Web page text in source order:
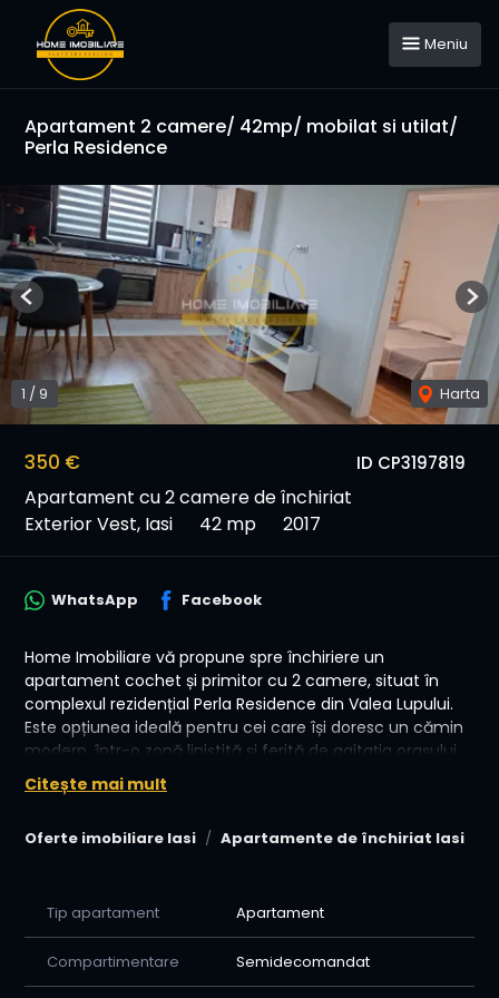
Meniu
Apartament 2 camere/ 42mp/ mobilat si utilat/
Perla Residence
ID CP3197819
350 €
Apartament cu 2 camere de închiriat
Exterior Vest, Iasi
42 mp 2017
1 / 9 Harta
Previous
Oferte imobiliare Iasi Apartamente de închiriat Iasi
WhatsApp Facebook
Home Imobiliare vă propune spre închiriere un
apartament cochet și primitor cu 2 camere, situat în
complexul rezidențial Perla Residence din Valea Lupului.
Este opțiunea ideală pentru cei care își doresc un cămin
modern, într-o zonă liniștită și ferită de agitația orașului,
dar cu acces rapid către punctele de interes.
📐 Spațiu optim optimizat: cu o suprafață de 42 mp,
primitoare
🛋️ Proprietatea se închiriază exact cum se vede în
fotografii, fiind dotată cu toate electrocasnicele
Citește mai mult
Tip apartament Apartament
Compartimentare Semidecomandat